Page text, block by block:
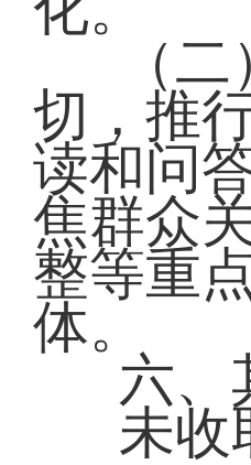
（
切，推
读和问
焦群众
整等重
体。
六、
未收